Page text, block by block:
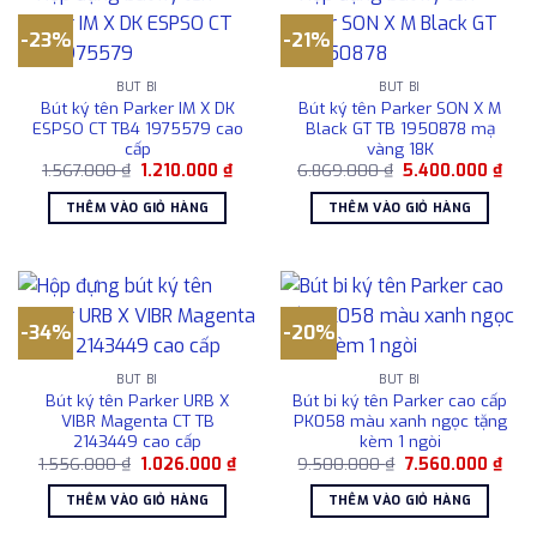
-23%
BÚT BI
Bút ký tên Parker IM X DK
ESPSO CT TB4 1975579 cao
cấp
1.567.000₫ Giá
là:
1.567.000 ₫.
1.210.000₫Giá
hiện
1.210.000 ₫.
THÊM VÀO GIỎ HÀNG
-21%
BÚT BI
Bút ký tên Parker SON X M
Black GT TB 1950878 mạ
vàng 18K
6.869.000₫ Giá
là:
6.869.000 ₫.
5.400.000₫Giá
hiện
THÊM VÀO GIỎ HÀNG
-34%
BÚT BI
Bút ký tên Parker URB X
VIBR Magenta CT TB
2143449 cao cấp
1.556.000₫ Giá
là:
1.556.000 ₫.
1.026.000₫Giá
hiện
1.026.000 ₫.
THÊM VÀO GIỎ HÀNG
-20%
BÚT BI
Bút bi ký tên Parker cao cấp
PK058 màu xanh ngọc tặng
kèm 1 ngòi
9.500.000₫ Giá
là:
9.500.000 ₫.
7.560.000 ₫Giá
hiện
THÊM VÀO GIỎ HÀNG